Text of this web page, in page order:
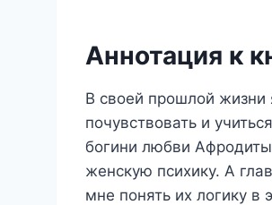
Аннотация к
В своей прошлой
почувствовать и
богини любви
женскую психику. А
мне понять их логику